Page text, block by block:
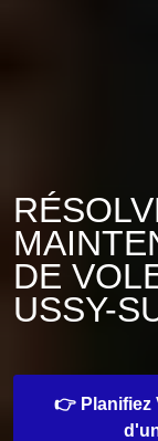
DE
USSY-
👉 Planifiez